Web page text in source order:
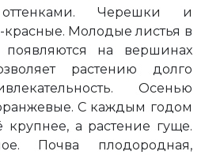
Черешки и
Молодые листья в
появляются на вершинах
растению долго
Осенью
С каждым годом
крупнее, а растение гуще.
Почва плодородная,